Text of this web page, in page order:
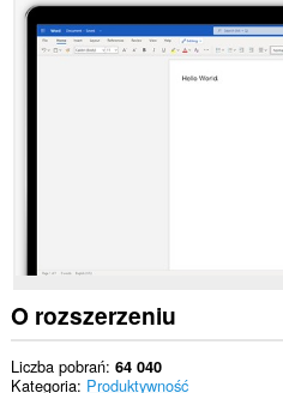
Twoich
danych
O rozszerzeniu
Liczba pobrań 64 040
Kategoria Produktywność